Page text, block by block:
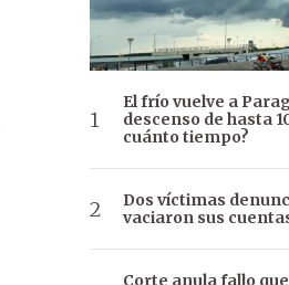
El frío vuelve a
descenso de hasta
cuánto tiempo?
Dos víctimas
vaciaron sus
Corte anula fallo